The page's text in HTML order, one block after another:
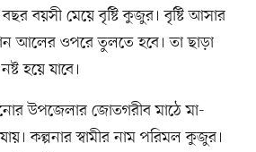
বয়সী মেয়ে বৃষ্টি কুজুর। বৃষ্টি আসার
আলের ওপরে তুলতে হবে। তা ছাড়া
হয়ে যাবে।
উপজেলার জোতগরীব মাঠে মা-
কল্পনার স্বামীর নাম পরিমল কুজুর।